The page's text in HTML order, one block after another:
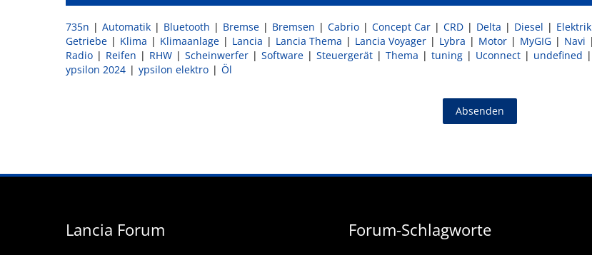
735n Automatik Bluetooth Bremse Bremsen Cabrio Concept Car CRD Delta Diesel Elektrik
Getriebe
Klima Klimaanlage Lancia Lancia Thema Lancia Voyager Lybra Motor MyGIG Navi
Radio
Reifen RHW Scheinwerfer Software Steuergerät Thema tuning Uconnect undefined
ypsilon 2024
ypsilon elektro Öl
Lancia Forum Forum-Schlagworte